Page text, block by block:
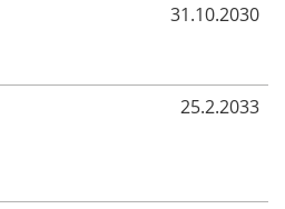
31.10.2030
25.2.2033